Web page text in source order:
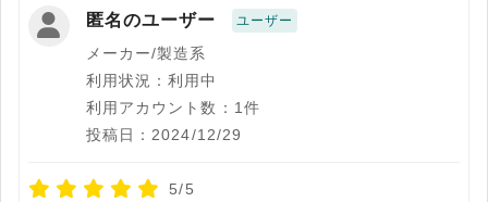
匿名のユーザー ユーザー
メーカー/製造系
利用状況：利用中
利用アカウント数：1件
投稿日：2024/12/29
5/5